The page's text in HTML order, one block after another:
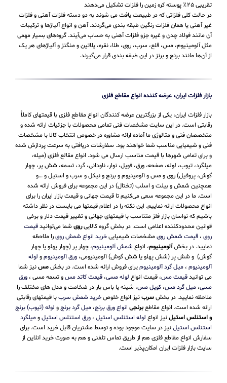
تقریبی ۲۵٪ پوسته کره زمین را فلزات تشکیل می‌دهند
در حالت کلی فلزاتی که در طبیعت یافت می شوند به دو دسته فلزات آهنی و فلزات
غیر آهنی یا همان فلزات رنگین طبقه بندی می‌گردند. آهن و انواع آلیاژها و ترکیبات
آن مانند فولاد چدن و غیره جزو فلزات آهنی به حساب می‌‌آیند. گروه‌های بسیار مهمی
مثل آلومینیوم، مس، قلع، سرب، روی، طلا، نقره، پلاتین و منگنز و آلیاژهای هر یک
از آن‌ها مانند برنج و برنز در این طبقه‌ بندی قرار می‌‌گیرند.
بازار فلزات ایران، عرضه کننده انواع مقاطع فلزی
بازار فلزات ایران، یکی از بزرگترین عرضه کنندگان انواع مقاطع فلزی با قیمتهای کاملاً
رقابتی است. در این سایت مشخصات فنی تمامی محصولات با جزئیات ارائه شده و
متخصصان فنی و متالوژی ما آماده ارائه مشاوره در خصوص انتخاب کالا با مشخصات
فنی و شیمیایی مناسب شما خواهند بود. سفارشات دریافتی به سرعت پردازش شده
و برای تمامی شهرها با قیمت مناسب ارسال می شود. انواع مقالع فلزی (میله،
میلگرد، تیوب، لوله، صفحه، ورق، فویل، نوار، ناودانی، گرد، تسمه، شش پر، چهار
گوش، پروفیل) روی و مس و آلومینیوم و برنج و نیکل و سرب و استیل و …و
همچنین شمش و بیلت و اسلب (تختال) در این مجموعه برای فروش ارائه شده
است. ما در این مجموعه سعی می‌کنیم تا قیمت جهانی و قیمت بازار ایران را برای
انواع محصولات ارائه نماییم. این نکته را در اعلام قیمتها می بایست در نظر داشته
باشیم که نواسان بازار فلز متناسب با قیمتهای جهانی و تغییر قیمت دلار و برخی
قوانین محدودکننده اعلامی است. در بخش گروه کالاییروی شما می‌توانیدقیمت
روی ، قیمت شمش رویمشخصات شیمیاییخرید انواع شمش رویرا ملاحظه
نمایید. در بخشآلومینیوم، انواع شمش آلومینیوم، چهار پر (چهار پهلو یا چهار
گوش) و شش پر (شش پهلو یا شش گوش) آلومینیومی، ورق آلومینیومو لوله
آلومینیوم ، میل گرد آلومینیومیرای فروش ارائه شده است. در بخشمسنیز شما
می توانیدقیمت مس، قیمت انواع لوله مسی، قیمت کاتد مسو تسمه مسی ، ورق
مسی، میل گرد مس، کویل مس، شینه یا باس بار در ضخامت و مدل های مختلف را
ملاحظه نمایید. در بخشسربنیز انواع خلوصخرید شمش سرببا قیمتهای رقابتی
ارائه شده است. انواع مقاطعبرنجی انواع ورق برنج، میل گرد برنجو لوله (تیوب) برنج
و استنلس استیلنیز انواع لوله استنلس استیل ، ورق استنلس استیلومیلگرد
استنلس استیلنیز در سایت موجود بوده و توسط مشتریان قابل خرید است. برای
سفارش انواع مقاطع فلزی هم از طریق تماس تلفنی و هم به صورت خرید آنلاین از
سایت بازار فلزات ایران امکان‌پذیر است.